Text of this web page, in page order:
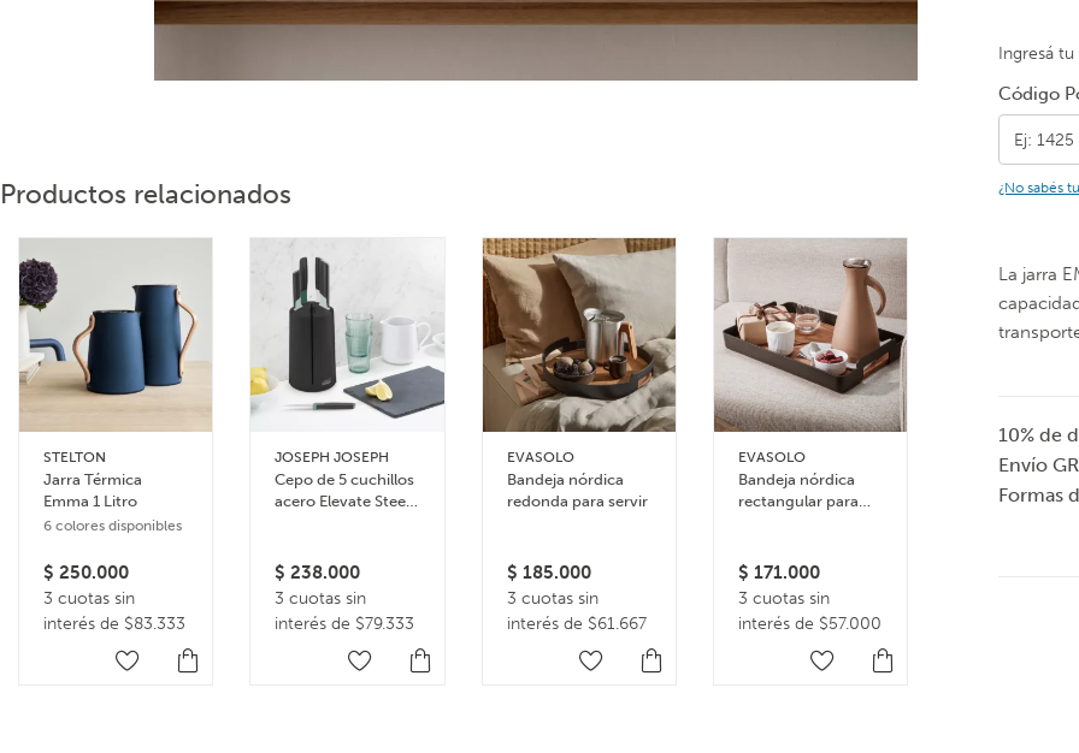
Productos relacionados
STELTON
Jarra Térmica
Emma 1 Litro
6 colores disponibles
$ 250.000
3 cuotas sin
interés de $83.333
JOSEPH JOSEPH
Cepo de 5 cuchillos
acero Elevate Steel
$ 238.000
3 cuotas sin
interés de $79.333
EVASOLO
Bandeja nórdica
redonda para servir
$ 185.000
3 cuotas sin
interés de $61.667
EVASOLO
Bandeja nórdica
rectangular para
$ 171.000
3 cuotas sin
interés de $57.000
Organizador
nórdico para
condimentos
Caddy
Ingresá
Código
¿No sabés
La jarra
10% de
Envío
Formas